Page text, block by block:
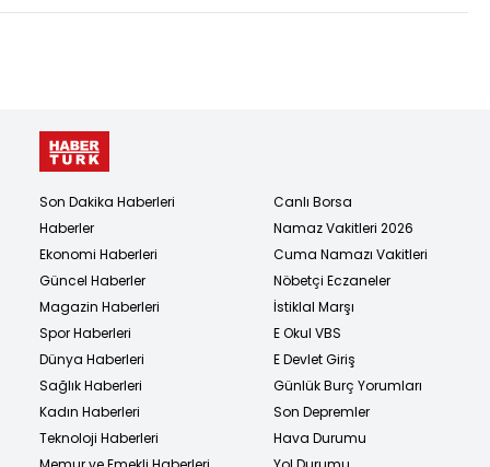
Son Dakika Haberleri
Haberler
Ekonomi Haberleri
Güncel Haberler
Magazin Haberleri
Spor Haberleri
Dünya Haberleri
Sağlık Haberleri
Kadın Haberleri
Teknoloji Haberleri
Canlı Borsa
Namaz Vakitleri 2026
Cuma Namazı Vakitleri
Nöbetçi Eczaneler
İstiklal Marşı
E Okul VBS
E Devlet Giriş
Günlük Burç Yorumları
Son Depremler
Hava Durumu